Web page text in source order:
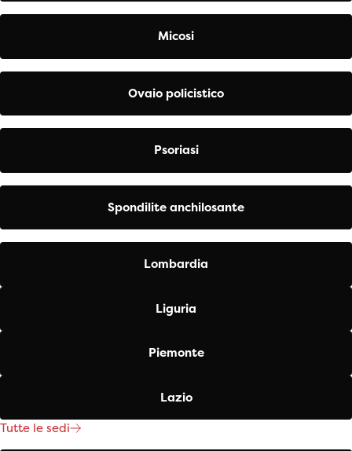
Micosi
Ovaio policistico
Psoriasi
Spondilite anchilosante
Lombardia
Liguria
Piemonte
Lazio
Tutte le sedi